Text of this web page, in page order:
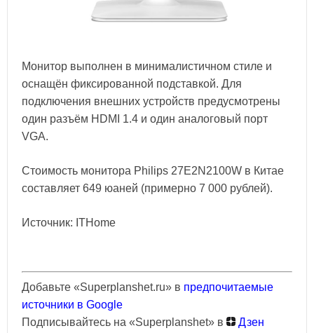
Монитор выполнен в минималистичном стиле и
оснащён фиксированной подставкой. Для
подключения внешних устройств предусмотрены
один разъём HDMI 1.4 и один аналоговый порт
VGA.
Стоимость монитора Philips 27E2N2100W в Китае
составляет 649 юаней (примерно 7 000 рублей).
Источник: ITHome
Добавьте «Superplanshet.ru» в предпочитаемые
источники в Google
Подписывайтесь на «Superplanshet» в
Дзен